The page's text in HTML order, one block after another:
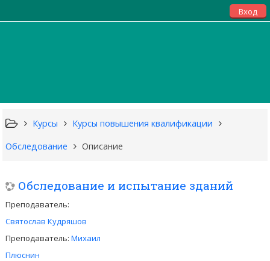
Вход
Курсы
Курсы повышения квалификации
Обследование
Описание
Обследование и испытание зданий
Преподаватель:
Святослав Кудряшов
Преподаватель:Михаил
Плюснин